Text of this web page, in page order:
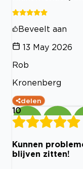
Beveelt aan
13 May 2026
Rob
Kronenberg
delen
10
Kunnen
blijven zitten!